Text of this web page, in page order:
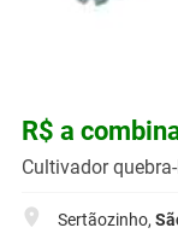
R$ a
Cultivador
Sertãozinho,